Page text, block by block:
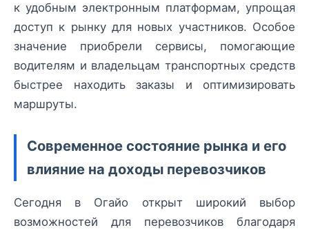
к удобным электронным платформам, упрощая
доступ к рынку для новых участников. Особое
значение приобрели сервисы, помогающие
водителям и владельцам транспортных средств
быстрее находить заказы и оптимизировать
маршруты.
Современное состояние рынка и его
влияние на доходы перевозчиков
Сегодня в Огайо открыт широкий выбор
возможностей для перевозчиков благодаря